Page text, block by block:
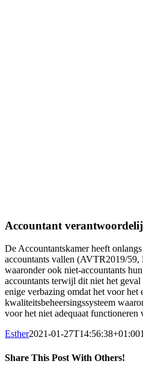
Accountant
De Accountantskamer heeft
accountants vallen (AVTR2019/
waaronder ook niet-accountants
accountants terwijl dit niet het
enige verbazing omdat het voor
kwaliteitsbeheersingssysteem
voor het niet adequaat functioneren
Esther2021-01-27T14:56:38+01:00
Share This Post With Others!